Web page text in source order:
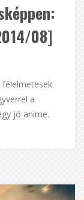
08]
a
jó anime.